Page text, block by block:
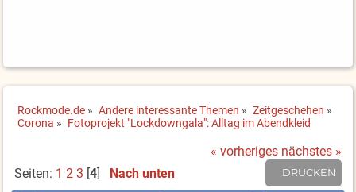
Rockmode.de » Andere interessante Themen » Zeitgeschehen »
Corona » Fotoprojekt "Lockdowngala": Alltag im Abendkleid
« vorheriges nächstes »
DRUCKEN
Seiten: 1 2 3 [4] Nach unten